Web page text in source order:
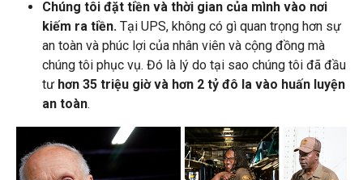
Chúng tôi đặt tiền và thời gian của mình vào nơi
kiếm ra tiền. Tại UPS, không có gì quan trọng hơn sự
an toàn và phúc lợi của nhân viên và cộng đồng mà
chúng tôi phục vụ. Đó là lý do tại sao chúng tôi đã đầu
tư hơn 35 triệu giờ và hơn 2 tỷ đô la vào huấn luyện
an toàn.